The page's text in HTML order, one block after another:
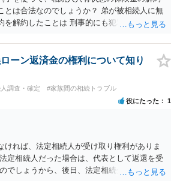
とは合法なのでしょうか？ 弟が被相続人に無
を解約したことは 刑事的にも犯罪となる可能
得して、弁護士に面談で詳しい事情を話して
ます。
ーン返済金の権利について知り
調査・確定 #家族間の相続トラブル
役にたった 1
ければ、法定相続人が受け取り権利がありま
定相続人だった場合は、代表として返還を受
でしょうから、後日、法定相続分に基づいて